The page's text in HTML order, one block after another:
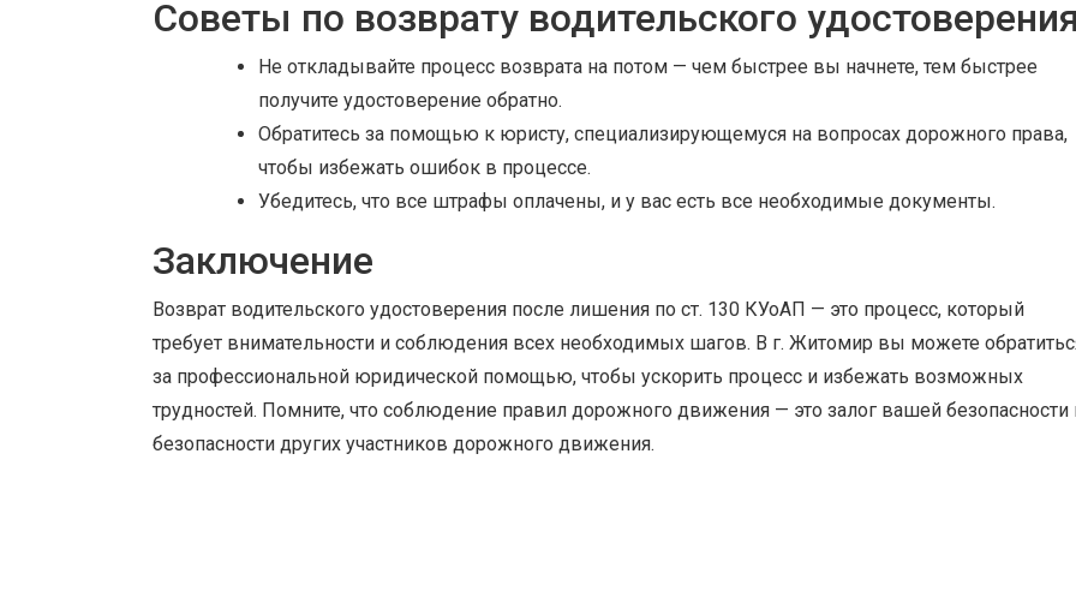
Советы по возврату водительского
Не откладывайте процесс возврата на потом — чем быстрее вы начнете, тем быстрее
получите удостоверение обратно.
Обратитесь за помощью к юристу, специализирующемуся на вопросах дорожного права,
чтобы избежать ошибок в процессе.
Убедитесь, что все штрафы оплачены, и у вас есть все необходимые документы.
Заключение
Возврат водительского удостоверения после лишения по ст. 130 КУоАП — это процесс, который
требует внимательности и соблюдения всех необходимых шагов. В г. Житомир вы можете
за профессиональной юридической помощью, чтобы ускорить процесс и избежать возможных
трудностей. Помните, что соблюдение правил дорожного движения — это залог вашей безопасности
безопасности других участников дорожного движения.